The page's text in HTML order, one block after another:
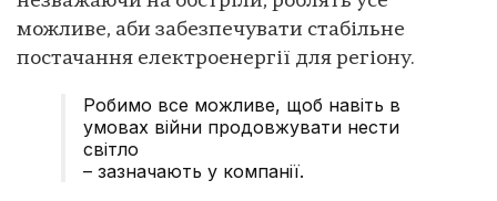
можливе, аби забезпечувати стабільне
постачання електроенергії для регіону.
Робимо все можливе, щоб навіть в
умовах війни продовжувати нести
світло
– зазначають у компанії.